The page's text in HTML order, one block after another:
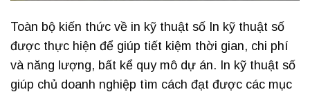
Toàn bộ kiến thức về in kỹ thuật số In kỹ thuật số
được thực hiện để giúp tiết kiệm thời gian, chi phí
và năng lượng, bất kể quy mô dự án. In kỹ thuật số
giúp chủ doanh nghiệp tìm cách đạt được các mục